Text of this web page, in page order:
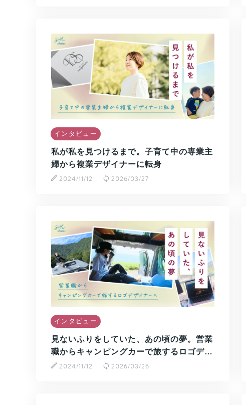
インタビュー
私が私を見つけるまで。子育て中の専業主
婦から複業デザイナーに転身
2024/11/12 2026/03/27
インタビュー
見ないふりをしていた、あの頃の夢。営業
職からキャンピングカーで旅するロゴデ…
2024/11/12 2026/03/26